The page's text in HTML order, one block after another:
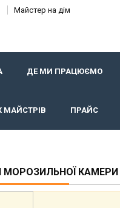
Майстер на дім
ДЕ МИ ПРАЦЮЄМО
МАЙСТРІВ ПРАЙС
КАМЕРИ